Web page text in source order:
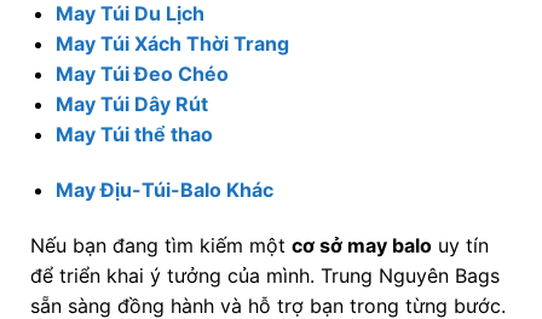
May Túi Du Lịch
May Túi Xách Thời Trang
May Túi Đeo Chéo
May Túi Dây Rút
May Túi thể thao
May Địu-Túi-Balo Khác
Nếu bạn đang tìm kiếm một cơ sở may balouy tín
để triển khai ý tưởng của mình. Trung Nguyên Bags
sẵn sàng đồng hành và hỗ trợ bạn trong từng bước.